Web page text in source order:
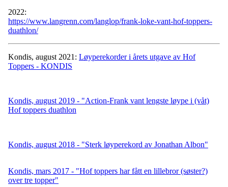
2022:
https://www.langrenn.com/langlop/frank-loke-vant-hof-toppers-
duathlon/
Kondis, august 2021: Løyperekorder i årets utgave av Hof
Toppers - KONDIS
Kondis, august 2019 - "Action-Frank vant lengste løype i (våt)
Hof toppers duathlon
Kondis, august 2018 - "Sterk løyperekord av Jonathan Albon"
Kondis, mars 2017 - "Hof toppers har fått en lillebror (søster?)
over tre topper"